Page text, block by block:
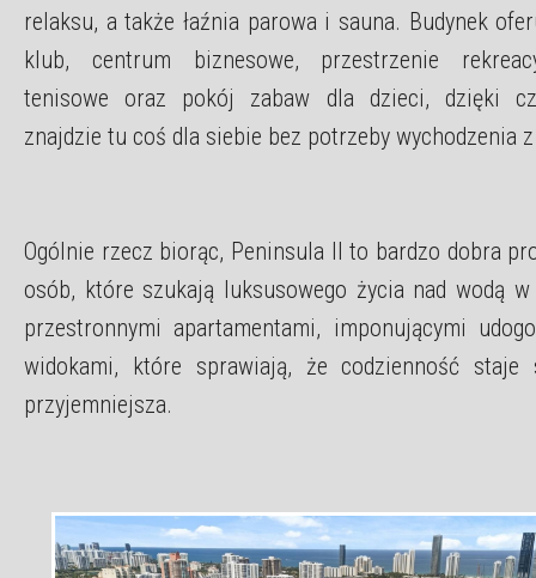
relaksu, a także łaźnia parowa i sauna. Budynek
klub, centrum biznesowe, przestrzenie
tenisowe oraz pokój zabaw dla dzieci, dzięki
znajdzie tu coś dla siebie bez potrzeby wychodzenia
Ogólnie rzecz biorąc, Peninsula II to bardzo dobra
osób, które szukają luksusowego życia nad wodą w
przestronnymi apartamentami, imponującymi
widokami, które sprawiają, że codzienność staje
przyjemniejsza.